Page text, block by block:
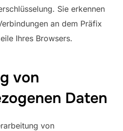
Sie erkennen
an dem Präfix
Ihres Browsers.
von
Daten
von